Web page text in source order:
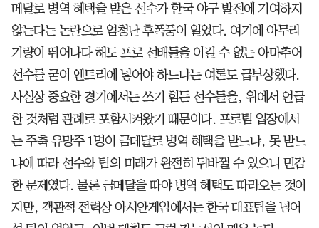
메달로 병역 혜택을 받은 선수가 한국 야구 발전에 기여하지
않는다는 논란으로 엄청난 후폭풍이 일었다. 여기에 아무리
기량이 뛰어나다 해도 프로 선배들을 이길 수 없는 아마추어
선수를 굳이 엔트리에 넣어야 하느냐는 여론도 급부상했다.
사실상 중요한 경기에서는 쓰기 힘든 선수들을, 위에서 언급
한 것처럼 관례로 포함시켜왔기 때문이다. 프로팀 입장에서
는 주축 유망주 1명이 금메달로 병역 혜택을 받느냐, 못 받느
냐에 따라 선수와 팀의 미래가 완전히 뒤바뀔 수 있으니 민감
한 문제였다. 물론 금메달을 따야 병역 혜택도 따라오는 것이
지만, 객관적 전력상 아시안게임에서는 한국 대표팀을 넘어